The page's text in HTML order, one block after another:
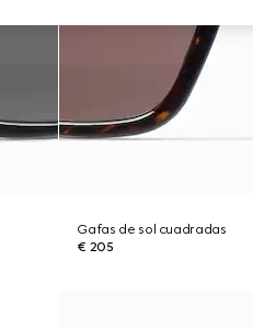
Gafas de sol cuadradas
€ 205